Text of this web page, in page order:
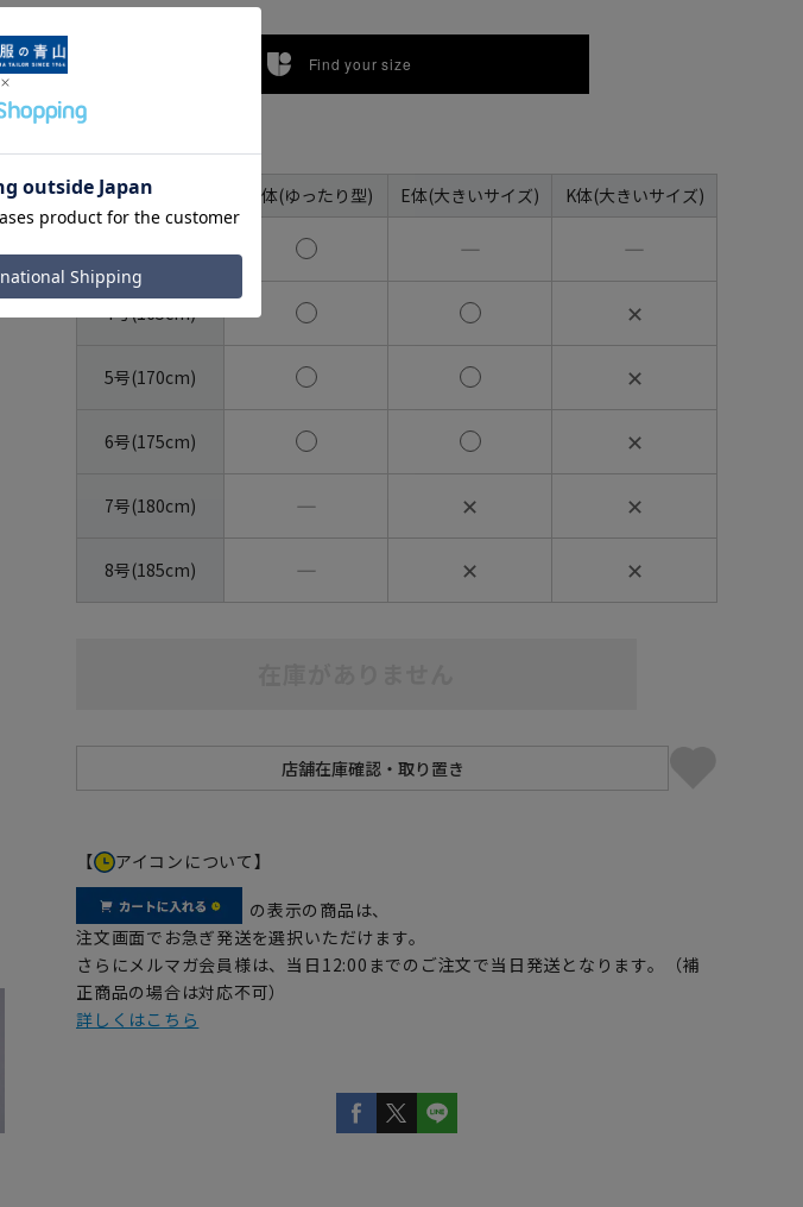
Find your size
号数（身長） BE体(ゆったり型) E体(大きいサイズ) K体(大きいサイズ)
― ―
4号(165cm) ✕
5号(170cm) ✕
6号(175cm) ✕
7号(180cm) ― ✕ ✕
8号(185cm) ― ✕ ✕
【 アイコンについて】
の表示の商品は、
注文画面でお急ぎ発送を選択いただけます。
さらにメルマガ会員様は、当日12:00までのご注文で当日発送となります。（補
正商品の場合は対応不可）
詳しくはこちら